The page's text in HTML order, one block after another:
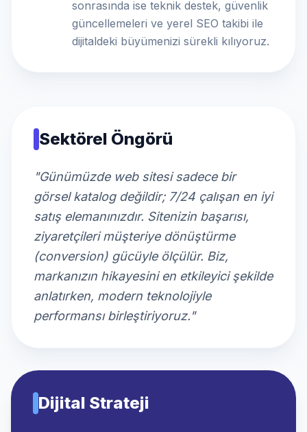
sonrasında ise teknik destek, güvenlik
güncellemeleri ve yerel SEO takibi ile
dijitaldeki büyümenizi sürekli kılıyoruz.
Sektörel Öngörü
"Günümüzde web sitesi sadece bir
görsel katalog değildir; 7/24 çalışan en iyi
satış elemanınızdır. Sitenizin başarısı,
ziyaretçileri müşteriye dönüştürme
(conversion) gücüyle ölçülür. Biz,
markanızın hikayesini en etkileyici şekilde
anlatırken, modern teknolojiyle
performansı birleştiriyoruz."
Dijital Strateji